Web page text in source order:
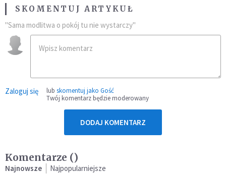
SKOMENTUJ ARTYKUŁ
"Sama modlitwa o pokój tu nie wystarczy"
Zaloguj się lub skomentuj jako Gość
Twój komentarz będzie moderowany
DODAJ KOMENTARZ
Komentarze ()
Najnowsze Najpopularniejsze